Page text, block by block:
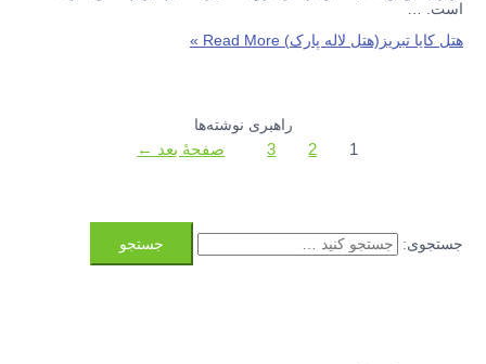
است. …
هتل کایا تبریز(هتل لاله پارک)
راهبری نوشته‌ها
1
2
3 صفحهٔ بعد ←
جستجوی: